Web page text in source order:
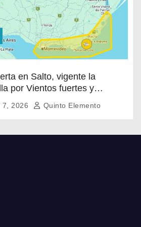
en Salto, vigente la
por Vientos fuertes y
7, 2026 Quinto Elemento